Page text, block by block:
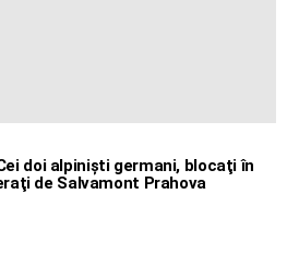
doi alpinişti germani, blocaţi în
de Salvamont Prahova